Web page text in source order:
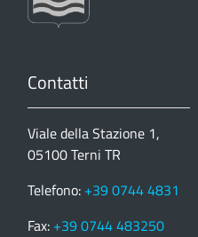
Contatti
Viale della Stazione 1,
05100 Terni TR
Telefono: +39 0744 4831
Fax: +39 0744 483250